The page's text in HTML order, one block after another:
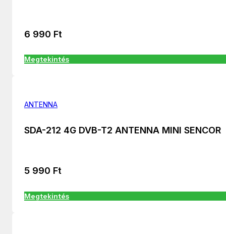
6 990 Ft
Megtekintés
ANTENNA
SDA-212 4G DVB-T2 ANTENNA MINI SENCOR
5 990 Ft
Megtekintés